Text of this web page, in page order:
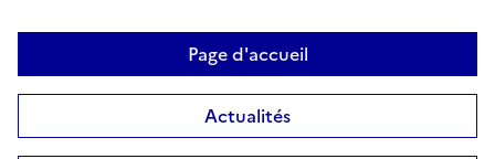
Page d'accueil
Actualités